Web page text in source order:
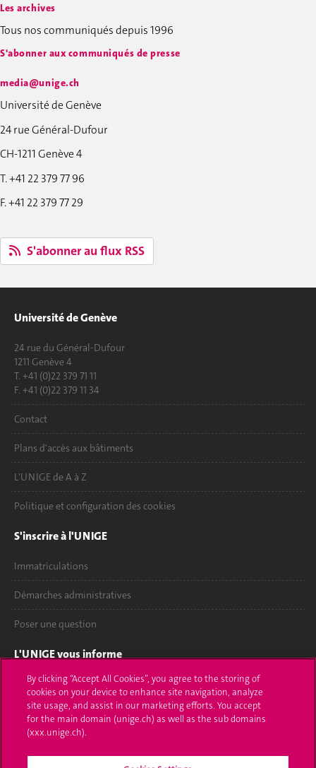
Les archives
Tous nos communiqués depuis 1996
S'abonner aux communiqués de presse
media@unige.ch
Université de Genève
24 rue Général-Dufour
CH-1211 Genève 4
T. +41 22 379 77 96
F. +41 22 379 77 29
S'abonner au flux RSS
Université de Genève
24 rue du Général-Dufour
1211 Genève 4
T. +41 (0)22 379 71 11
F. +41 (0)22 379 11 34
Contact
Plans d'accès aux bâtiments
L'UNIGE de A à Z
Politique et configuration des cookies
S'inscrire à l'UNIGE
Immatriculations
Démarches administratives
Poser une question
L'UNIGE vous informe
UNIGE Mobile
Médias
Offres d'emploi
By clicking “Accept All Cookies”, you agree to the storing of
cookies on your device to enhance site navigation, analyze
site usage, and assist in our marketing efforts. You accept
for the main domain (unige.ch) as well as the sub domains
(xxx.unige.ch).